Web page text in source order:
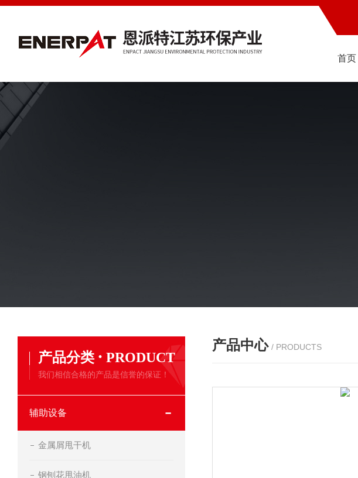
首页
产品分类 · PRODUCT
我们相信合格的产品是信誉的保证！
辅助设备
金属屑甩干机
钢刨花甩油机
产品中心 / PRODUCTS